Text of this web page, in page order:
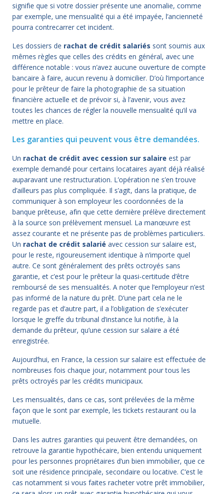
signifie que si votre dossier présente une anomalie, comme
par exemple, une mensualité qui a été impayée, l’ancienneté
pourra contrecarrer cet incident.
Les dossiers de rachat de crédit salariés sont soumis aux
mêmes règles que celles des crédits en général, avec une
différence notable : vous n’avez aucune ouverture de compte
bancaire à faire, aucun revenu à domicilier. D’où l’importance
pour le prêteur de faire la photographie de sa situation
financière actuelle et de prévoir si, à l’avenir, vous avez
toutes les chances de régler la nouvelle mensualité qu’il va
mettre en place.
Les garanties qui peuvent vous être demandées.
Un rachat de crédit avec cession sur salaire est par
exemple demandé pour certains locataires ayant déjà réalisé
auparavant une restructuration. L’opération ne s’en trouve
d’ailleurs pas plus compliquée. Il s’agit, dans la pratique, de
communiquer à son employeur les coordonnées de la
banque prêteuse, afin que cette dernière prélève directement
à la source son prélèvement mensuel. La manœuvre est
assez courante et ne présente pas de problèmes particuliers.
Un rachat de crédit salarié avec cession sur salaire est,
pour le reste, rigoureusement identique à n’importe quel
autre. Ce sont généralement des prêts octroyés sans
garantie, et c’est pour le prêteur la quasi-certitude d’être
remboursé de ses mensualités. A noter que l’employeur n’est
pas informé de la nature du prêt. D’une part cela ne le
regarde pas et d’autre part, il a l’obligation de s’exécuter
lorsque le greffe du tribunal d’instance lui notifie, à la
demande du prêteur, qu’une cession sur salaire a été
enregistrée.
Aujourd’hui, en France, la cession sur salaire est effectuée de
nombreuses fois chaque jour, notamment pour tous les
prêts octroyés par les crédits municipaux.
Les mensualités, dans ce cas, sont prélevées de la même
façon que le sont par exemple, les tickets restaurant ou la
mutuelle.
Dans les autres garanties qui peuvent être demandées, on
retrouve la garantie hypothécaire, bien entendu uniquement
pour les personnes propriétaires d’un bien immobilier, que ce
soit une résidence principale, secondaire ou locative. C’est le
cas notamment si vous faites racheter votre prêt immobilier,